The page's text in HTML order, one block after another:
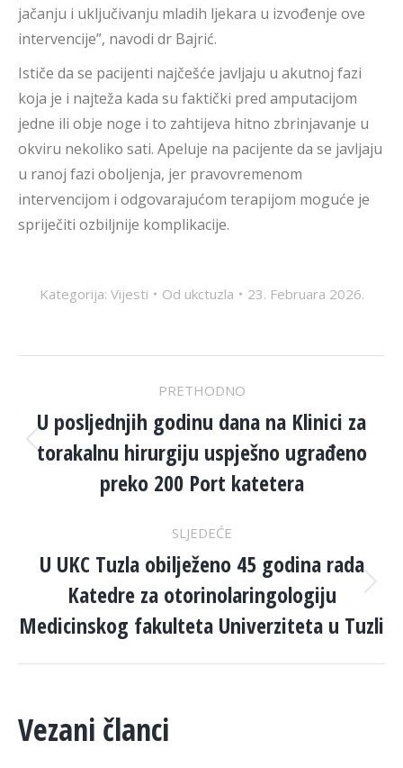
jačanju i uključivanju mladih ljekara u izvođenje ove
intervencije”, navodi dr Bajrić.
Ističe da se pacijenti najčešće javljaju u akutnoj fazi
koja je i najteža kada su faktički pred amputacijom
jedne ili obje noge i to zahtijeva hitno zbrinjavanje u
okviru nekoliko sati. Apeluje na pacijente da se javljaju
u ranoj fazi oboljenja, jer pravovremenom
intervencijom i odgovarajućom terapijom moguće je
spriječiti ozbiljnije komplikacije.
Kategorija: Vijesti Od ukctuzla 23. Februara 2026.
NAVIGATION
PRETHODNO
Previous
post:
U posljednjih godinu dana na Klinici za
torakalnu hirurgiju uspješno ugrađeno
preko 200 Port katetera
SLJEDEĆE
Next
post:
U UKC Tuzla obilježeno 45 godina rada
Katedre za otorinolaringologiju
Medicinskog fakulteta Univerziteta u Tuzli
Vezani članci